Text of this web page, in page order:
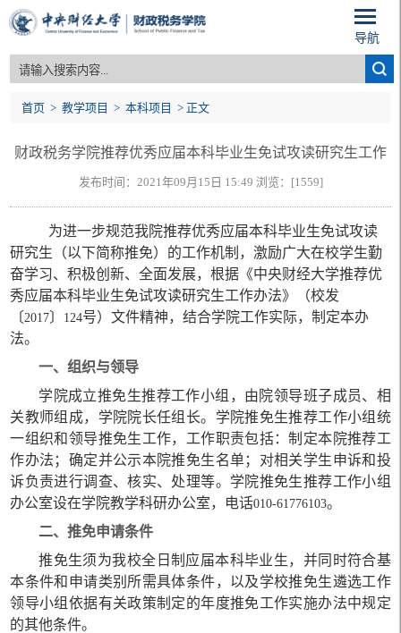
导航
首页 > 教学项目 > 本科项目 > 正文
财政税务学院推荐优秀应届本科毕业生免试攻读研究生工作
办法
发布时间：2021年09月15日 15:49 浏览：[1559]
为进一步规范我院推荐优秀应届本科毕业生免试攻读
研究生（以下简称推免）的工作机制，激励广大在校学生勤
奋学习、积极创新、全面发展，根据《中央财经大学推荐优
秀应届本科毕业生免试攻读研究生工作办法》（校发
〔2017〕 124号）文件精神，结合学院工作实际，制定本办
法。
一、组织与领导
学院成立推免生推荐工作小组，由院领导班子成员、相
关教师组成，学院院长任组长。学院推免生推荐工作小组统
一组织和领导推免生工作，工作职责包括：制定本院推荐工
作办法；确定并公示本院推免生名单；对相关学生申诉和投
诉负责进行调查、核实、处理等。学院推免生推荐工作小组
办公室设在学院教学科研办公室，电话010-61776103。
二、推免申请条件
推免生须为我校全日制应届本科毕业生，并同时符合基
本条件和申请类别所需具体条件，以及学校推免生遴选工作
领导小组依据有关政策制定的年度推免工作实施办法中规定
的其他条件。